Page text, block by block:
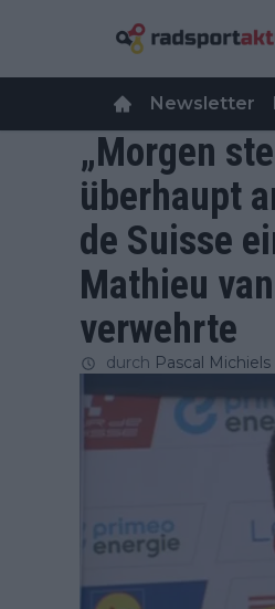
Newsletter
„Morgen
überhaupt
de Suisse
Mathieu
verwehrte
durch Pascal Michiels